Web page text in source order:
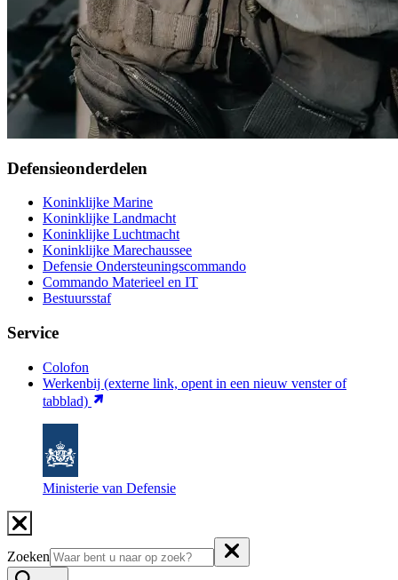
Defensieonderdelen
Koninklijke Marine
Koninklijke Landmacht
Koninklijke Luchtmacht
Koninklijke Marechaussee
Defensie Ondersteuningscommando
Commando Materieel en IT
Bestuursstaf
Service
Colofon
Werkenbij (externe link, opent in een nieuw venster of
tabblad)
Ministerie van Defensie
Zoeken